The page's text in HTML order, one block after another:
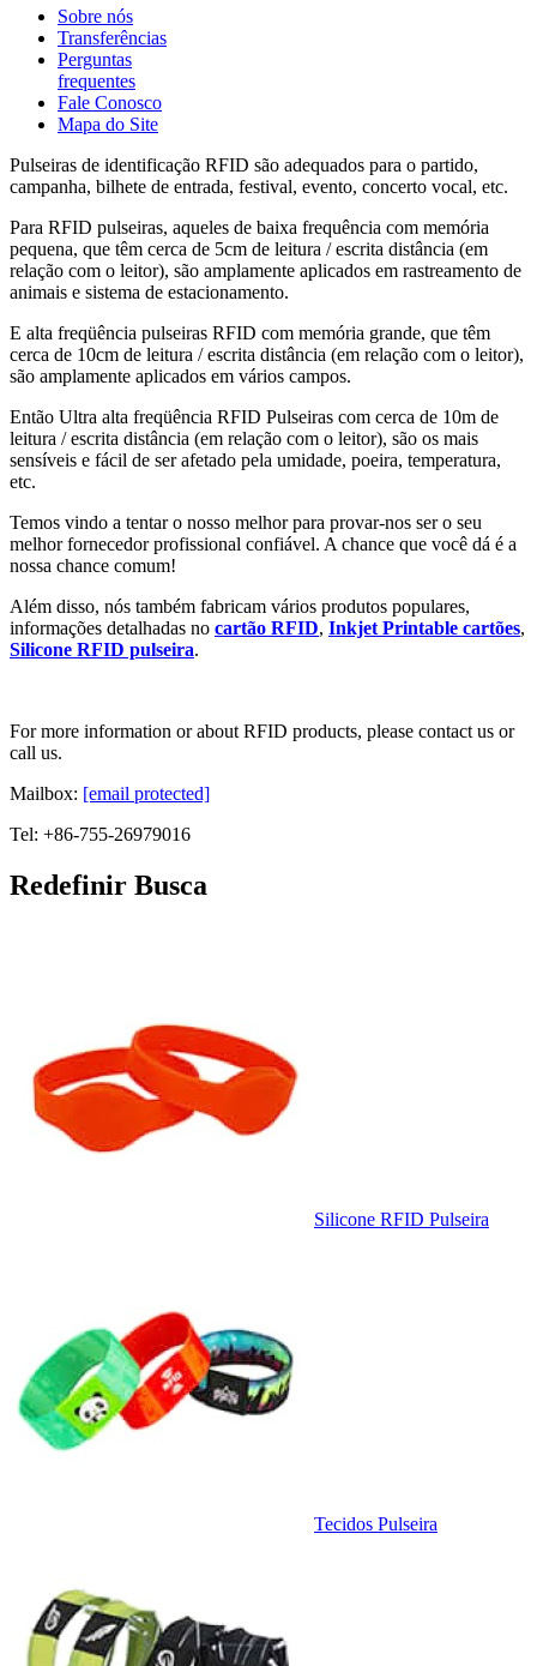
Sobre nós
Transferências
Perguntas
frequentes
Fale Conosco
Mapa do Site
Pulseiras de identificação RFID são adequados para o partido,
campanha, bilhete de entrada, festival, evento, concerto vocal, etc.
Para RFID pulseiras, aqueles de baixa frequência com memória
pequena, que têm cerca de 5cm de leitura / escrita distância (em
relação com o leitor), são amplamente aplicados em rastreamento de
animais e sistema de estacionamento.
E alta freqüência pulseiras RFID com memória grande, que têm
cerca de 10cm de leitura / escrita distância (em relação com o leitor),
são amplamente aplicados em vários campos.
Então Ultra alta freqüência RFID Pulseiras com cerca de 10m de
leitura / escrita distância (em relação com o leitor), são os mais
sensíveis e fácil de ser afetado pela umidade, poeira, temperatura,
etc.
Temos vindo a tentar o nosso melhor para provar-nos ser o seu
melhor fornecedor profissional confiável. A chance que você dá é a
nossa chance comum!
Além disso, nós também fabricam vários produtos populares,
informações detalhadas no cartão RFID, Inkjet Printable cartões,
Silicone RFID pulseira.
For more information or about RFID products, please contact us or
call us.
Mailbox: [email protected]
Tel: +86-755-26979016
Redefinir Busca
Silicone RFID Pulseira
Tecidos Pulseira